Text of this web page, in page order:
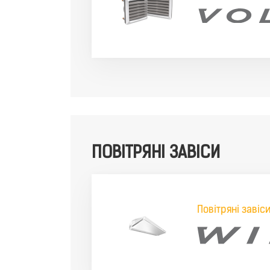
ПОВІТРЯНІ ЗАВІСИ
Повітряні завіси